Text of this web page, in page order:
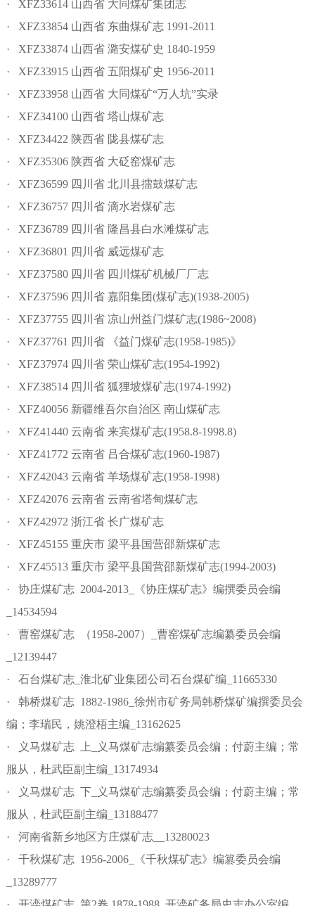
· XFZ33614 山西省 大同煤矿集团志
· XFZ33854 山西省 东曲煤矿志 1991-2011
· XFZ33874 山西省 潞安煤矿史 1840-1959
· XFZ33915 山西省 五阳煤矿史 1956-2011
· XFZ33958 山西省 大同煤矿“万人坑”实录
· XFZ34100 山西省 塔山煤矿志
· XFZ34422 陕西省 陇县煤矿志
· XFZ35306 陕西省 大砭窑煤矿志
· XFZ36599 四川省 北川县擂鼓煤矿志
· XFZ36757 四川省 滴水岩煤矿志
· XFZ36789 四川省 隆昌县白水滩煤矿志
· XFZ36801 四川省 威远煤矿志
· XFZ37580 四川省 四川煤矿机械厂厂志
· XFZ37596 四川省 嘉阳集团(煤矿志)(1938-2005)
· XFZ37755 四川省 凉山州益门煤矿志(1986~2008)
· XFZ37761 四川省 《益门煤矿志(1958-1985)》
· XFZ37974 四川省 荣山煤矿志(1954-1992)
· XFZ38514 四川省 狐狸坡煤矿志(1974-1992)
· XFZ40056 新疆维吾尔自治区 南山煤矿志
· XFZ41440 云南省 来宾煤矿志(1958.8-1998.8)
· XFZ41772 云南省 吕合煤矿志(1960-1987)
· XFZ42043 云南省 羊场煤矿志(1958-1998)
· XFZ42076 云南省 云南省塔甸煤矿志
· XFZ42972 浙江省 长广煤矿志
· XFZ45155 重庆市 梁平县国营邵新煤矿志
· XFZ45513 重庆市 梁平县国营邵新煤矿志(1994-2003)
· 协庄煤矿志 2004-2013_《协庄煤矿志》编撰委员会编
_14534594
· 曹窑煤矿志 （1958-2007）_曹窑煤矿志编纂委员会编
_12139447
· 石台煤矿志_淮北矿业集团公司石台煤矿编_11665330
· 韩桥煤矿志 1882-1986_徐州市矿务局韩桥煤矿编撰委员会
编；李瑞民，姚澄梧主编_13162625
· 义马煤矿志 上_义马煤矿志编纂委员会编；付蔚主编；常
服从，杜武臣副主编_13174934
· 义马煤矿志 下_义马煤矿志编纂委员会编；付蔚主编；常
服从，杜武臣副主编_13188477
· 河南省新乡地区方庄煤矿志__13280023
· 千秋煤矿志 1956-2006_《千秋煤矿志》编篡委员会编
_13289777